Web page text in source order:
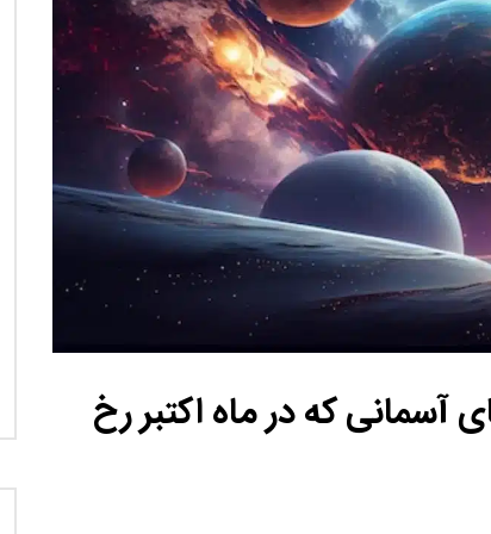
تیلور
اولین تریلر است
آسمانی که در ماه اکتبر رخ